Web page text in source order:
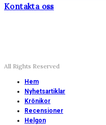
Kontakta oss
All Rights Reserved
Hem
Nyhetsartiklar
Krönikor
Recensioner
Helgon